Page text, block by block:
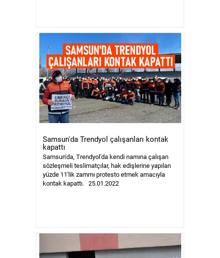
Samsun'da Trendyol çalışanları kontak
kapattı
Samsun'da, Trendyol'da kendi namına çalışan
sözleşmeli teslimatçılar, hak edişlerine yapılan
yüzde 11'lik zammı protesto etmek amacıyla
kontak kapattı. 25.01.2022